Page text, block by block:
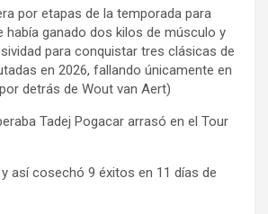
por etapas de la temporada para
había ganado dos kilos de músculo y
para conquistar tres clásicas de
en 2026, fallando únicamente en
detrás de Wout van Aert)
Tadej Pogacar arrasó en el Tour
y así cosechó 9 éxitos en 11 días de